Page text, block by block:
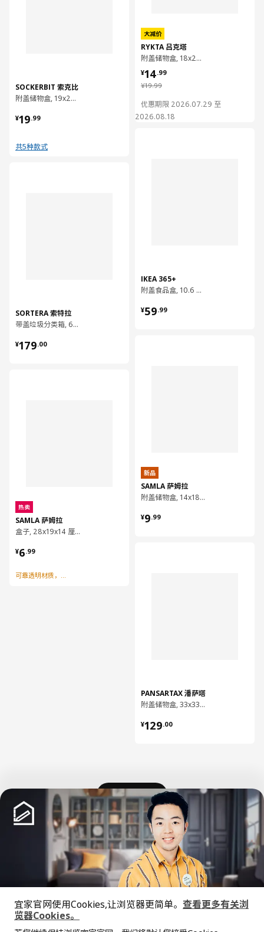
SOCKERBIT 索克比
附盖储物盒, 19x26x15 厘米
¥19.99
¥ 19.99
共5种款式
SORTERA 索特拉
带盖垃圾分类箱, 60 公升
¥179.00
¥ 179.00
热卖
SAMLA 萨姆拉
盒子, 28x19x14 厘米/5 公升
¥6.99
¥ 6.99
可靠透明材质，分类收纳好帮手
大减价
RYKTA 吕克塔
附盖储物盒, 18x24x12 厘米/3.5 公升
¥19.99
¥ 19.99
¥14.99
¥ 14.99
优惠期限 2026.07.29 至
2026.08.18
IKEA 365+
附盖食品盒, 10.6 公升
¥59.99
¥ 59.99
新品
SAMLA 萨姆拉
附盖储物盒, 14x18x10 厘米/1 公升
¥9.99
¥ 9.99
PANSARTAX 潘萨塔
附盖储物盒, 33x33x33 厘米
¥129.00
¥ 129.00
加载更多内容
中文 English
宜家官网使用Cookies,让浏览器更简单。 查看更多有关浏
览器Cookies。